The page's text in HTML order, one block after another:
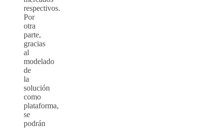
respectivos.
Por
otra
parte,
gracias
al
modelado
de
la
solución
como
plataforma,
se
podrán